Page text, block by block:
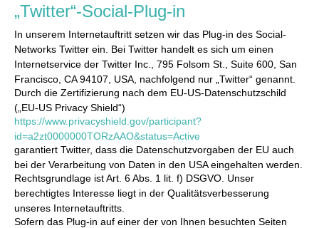
„Twitter“-Social-Plug-in
In unserem Internetauftritt setzen wir das Plug-in des Social-
Networks Twitter ein. Bei Twitter handelt es sich um einen
Internetservice der Twitter Inc., 795 Folsom St., Suite 600, San
Francisco, CA 94107, USA, nachfolgend nur „Twitter“ genannt.
Durch die Zertifizierung nach dem EU-US-Datenschutzschild
(„EU-US Privacy Shield“)
https://www.privacyshield.gov/participant?
id=a2zt0000000TORzAAO&status=Active
garantiert Twitter, dass die Datenschutzvorgaben der EU auch
bei der Verarbeitung von Daten in den USA eingehalten werden.
Rechtsgrundlage ist Art. 6 Abs. 1 lit. f) DSGVO. Unser
berechtigtes Interesse liegt in der Qualitätsverbesserung
unseres Internetauftritts.
Sofern das Plug-in auf einer der von Ihnen besuchten Seiten